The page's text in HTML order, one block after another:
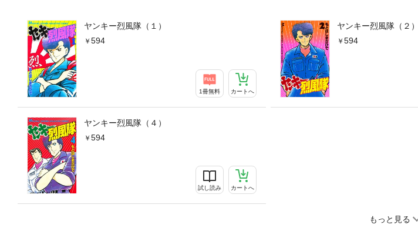
ヤンキー烈風隊（１）
594
1冊無料 カートへ
ヤンキー烈風隊（２）
594
ヤンキー烈風隊（４）
594
試し読み カートへ
もっと見る